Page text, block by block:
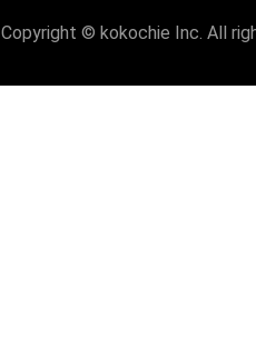
Copyright © kokochie Inc. All